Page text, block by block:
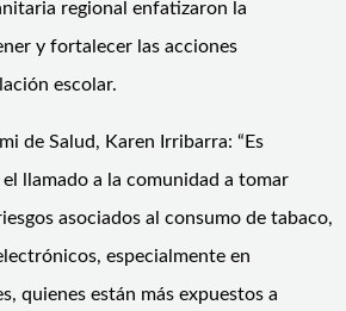
regional enfatizaron la
y fortalecer las acciones
escolar.
de Salud, Karen Irribarra: “Es
llamado a la comunidad a tomar
asociados al consumo de tabaco,
especialmente en
quienes están más expuestos a